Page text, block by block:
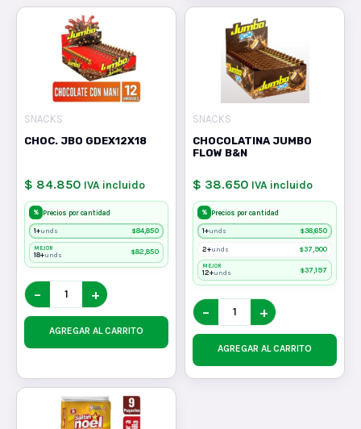
SNACKS
CHOC. JBO GDEX12X18
$ 84.850 IVA incluido
% Precios por cantidad
1+unds $84,850
MEJOR
18+unds $82,850
− +
AGREGAR AL CARRITO
SNACKS
CHOCOLATINA JUMBO
FLOW B&N
$ 38.650 IVA incluido
% Precios por cantidad
1+unds $38,650
2+unds $37,900
MEJOR
12+unds $37,197
− +
AGREGAR AL CARRITO